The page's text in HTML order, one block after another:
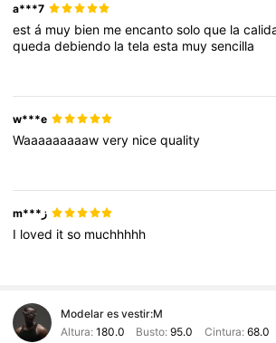
a***7
está muy bien meencantosoloque la
quedadebiendo latelaesta muysencilla
w***e
Waaaaaaaaawvery nicequality
m***ز
I loved itso muchhhhh
Modelar es vestir:M
Altura: 180.0 Busto:95.0 Cintura: 68.0